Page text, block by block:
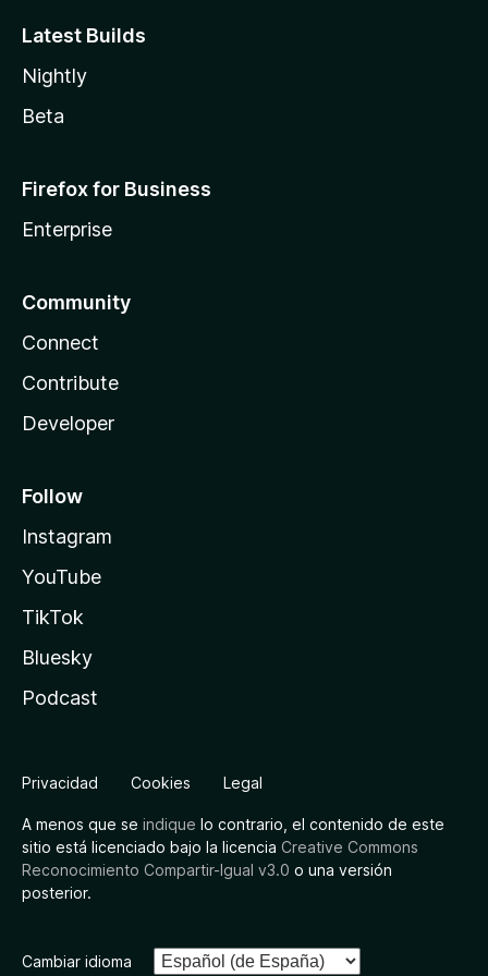
Latest Builds
Nightly
Beta
Firefox for Business
Enterprise
Community
Connect
Contribute
Developer
Follow
Instagram
YouTube
TikTok
Bluesky
Podcast
Privacidad Cookies Legal
A menos que se indique lo contrario, el contenido de este
sitio está licenciado bajo la licencia Creative Commons
Reconocimiento Compartir-Igual v3.0 o una versión
posterior.
Cambiar idioma